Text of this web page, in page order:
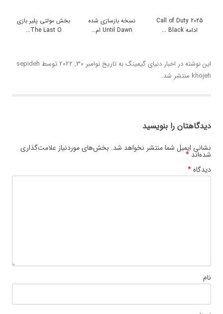
Call of Duty 2025
ادامه Black ...
نسخه بازسازی شده
Until Dawn ام...
بخش مولتی پلیر بازی
The Last O...
این نوشته در اخبار دنیای گیمینگبه تاریخ نوامبر 30, 2022 توسط sepideh
khojeh منتشر شد.
دیدگاهتان را بنویسید
نشانی ایمیل شما منتشر نخواهد شد. بخش‌های موردنیاز علامت‌گذاری
شده‌اند*
دیدگاه*
نام